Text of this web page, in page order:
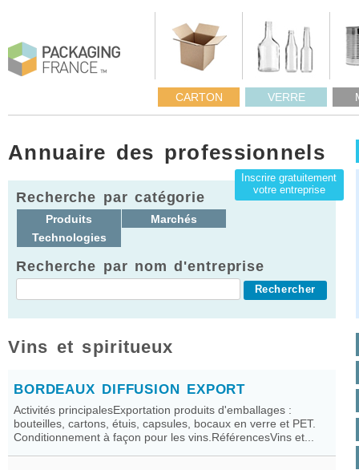
CARTON VERRE
Annuaire des professionnels
Recherche par catégorie
Produits
Marchés
Technologies
Recherche par nom d'entreprise
Inscrire gratuitement
votre entreprise
Vins et spiritueux
BORDEAUX DIFFUSION EXPORT
Activités principalesExportation produits d'emballages :
bouteilles, cartons, étuis, capsules, bocaux en verre et PET.
Conditionnement à façon pour les vins.RéférencesVins et...